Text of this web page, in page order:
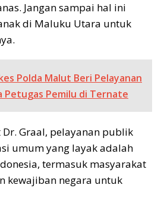
Jangan sampai hal ini
di Maluku Utara untuk
Polda Malut Beri Pelayanan
Petugas Pemilu di Ternate
Graal, pelayanan publik
umum yang layak adalah
termasuk masyarakat
kewajiban negara untuk